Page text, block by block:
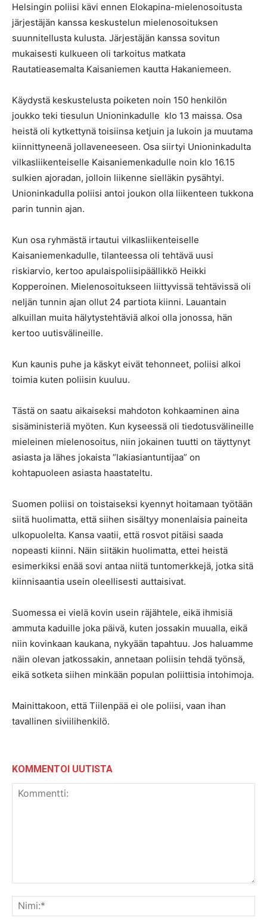
Helsingin poliisi kävi ennen Elokapina-mielenosoitusta
järjestäjän kanssa keskustelun mielenosoituksen
suunnitellusta kulusta. Järjestäjän kanssa sovitun
mukaisesti kulkueen oli tarkoitus matkata
Rautatieasemalta Kaisaniemen kautta Hakaniemeen.
Käydystä keskustelusta poiketen noin 150 henkilön
joukko teki tiesulun Unioninkadulle klo 13 maissa. Osa
heistä oli kytkettynä toisiinsa ketjuin ja lukoin ja muutama
kiinnittyneenä jollaveneeseen. Osa siirtyi Unioninkadulta
vilkasliikenteiselle Kaisaniemenkadulle noin klo 16.15
sulkien ajoradan, jolloin liikenne sielläkin pysähtyi.
Unioninkadulla poliisi antoi joukon olla liikenteen tukkona
parin tunnin ajan.
Kun osa ryhmästä irtautui vilkasliikenteiselle
Kaisaniemenkadulle, tilanteessa oli tehtävä uusi
riskiarvio, kertoo apulaispoliisipäällikkö Heikki
Kopperoinen. Mielenosoitukseen liittyvissä tehtävissä oli
neljän tunnin ajan ollut 24 partiota kiinni. Lauantain
alkuillan muita hälytystehtäviä alkoi olla jonossa, hän
kertoo uutisvälineille.
Kun kaunis puhe ja käskyt eivät tehonneet, poliisi alkoi
toimia kuten poliisin kuuluu.
Tästä on saatu aikaiseksi mahdoton kohkaaminen aina
sisäministeriä myöten. Kun kyseessä oli tiedotusvälineille
mieleinen mielenosoitus, niin jokainen tuutti on täyttynyt
asiasta ja lähes jokaista ”lakiasiantuntijaa” on
kohtapuoleen asiasta haastateltu.
Suomen poliisi on toistaiseksi kyennyt hoitamaan työtään
siitä huolimatta, että siihen sisältyy monenlaisia paineita
ulkopuolelta. Kansa vaatii, että rosvot pitäisi saada
nopeasti kiinni. Näin siitäkin huolimatta, ettei heistä
esimerkiksi enää sovi antaa niitä tuntomerkkejä, jotka sitä
kiinnisaantia usein oleellisesti auttaisivat.
Suomessa ei vielä kovin usein räjähtele, eikä ihmisiä
ammuta kaduille joka päivä, kuten jossakin muualla, eikä
niin kovinkaan kaukana, nykyään tapahtuu. Jos haluamme
näin olevan jatkossakin, annetaan poliisin tehdä työnsä,
eikä sotketa siihen minkään populan poliittisia intohimoja.
Mainittakoon, että Tiilenpää ei ole poliisi, vaan ihan
tavallinen siviilihenkilö.
KOMMENTOI UUTISTA